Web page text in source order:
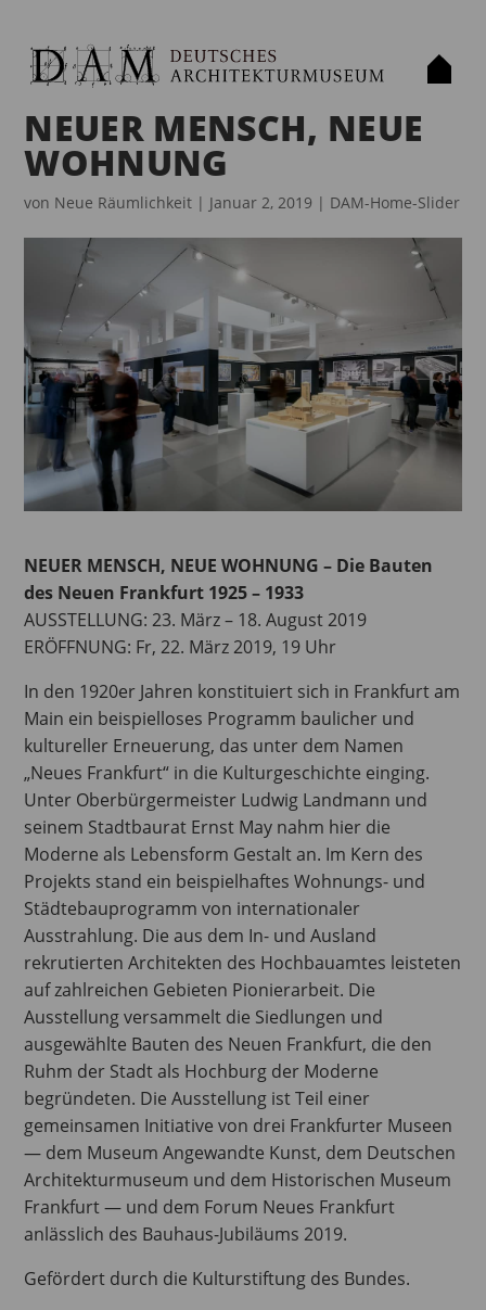
NEUER MENSCH, NEUE
WOHNUNG
von Neue Räumlichkeit | Januar 2, 2019 | DAM-Home-Slider
NEUER MENSCH, NEUE WOHNUNG – Die Bauten
des Neuen Frankfurt 1925 – 1933
AUSSTELLUNG: 23. März – 18. August 2019
ERÖFFNUNG: Fr, 22. März 2019, 19 Uhr
In den 1920er Jahren konstituiert sich in Frankfurt am
Main ein beispielloses Programm baulicher und
kultureller Erneuerung, das unter dem Namen
„Neues Frankfurt“ in die Kulturgeschichte einging.
Unter Oberbürgermeister Ludwig Landmann und
seinem Stadtbaurat Ernst May nahm hier die
Moderne als Lebensform Gestalt an. Im Kern des
Projekts stand ein beispielhaftes Wohnungs- und
Städtebauprogramm von internationaler
Ausstrahlung. Die aus dem In- und Ausland
rekrutierten Architekten des Hochbauamtes leisteten
auf zahlreichen Gebieten Pionierarbeit. Die
Ausstellung versammelt die Siedlungen und
ausgewählte Bauten des Neuen Frankfurt, die den
Ruhm der Stadt als Hochburg der Moderne
begründeten. Die Ausstellung ist Teil einer
gemeinsamen Initiative von drei Frankfurter Museen
— dem Museum Angewandte Kunst, dem Deutschen
Architekturmuseum und dem Historischen Museum
Frankfurt — und dem Forum Neues Frankfurt
anlässlich des Bauhaus-Jubiläums 2019.
Gefördert durch die Kulturstiftung des Bundes.